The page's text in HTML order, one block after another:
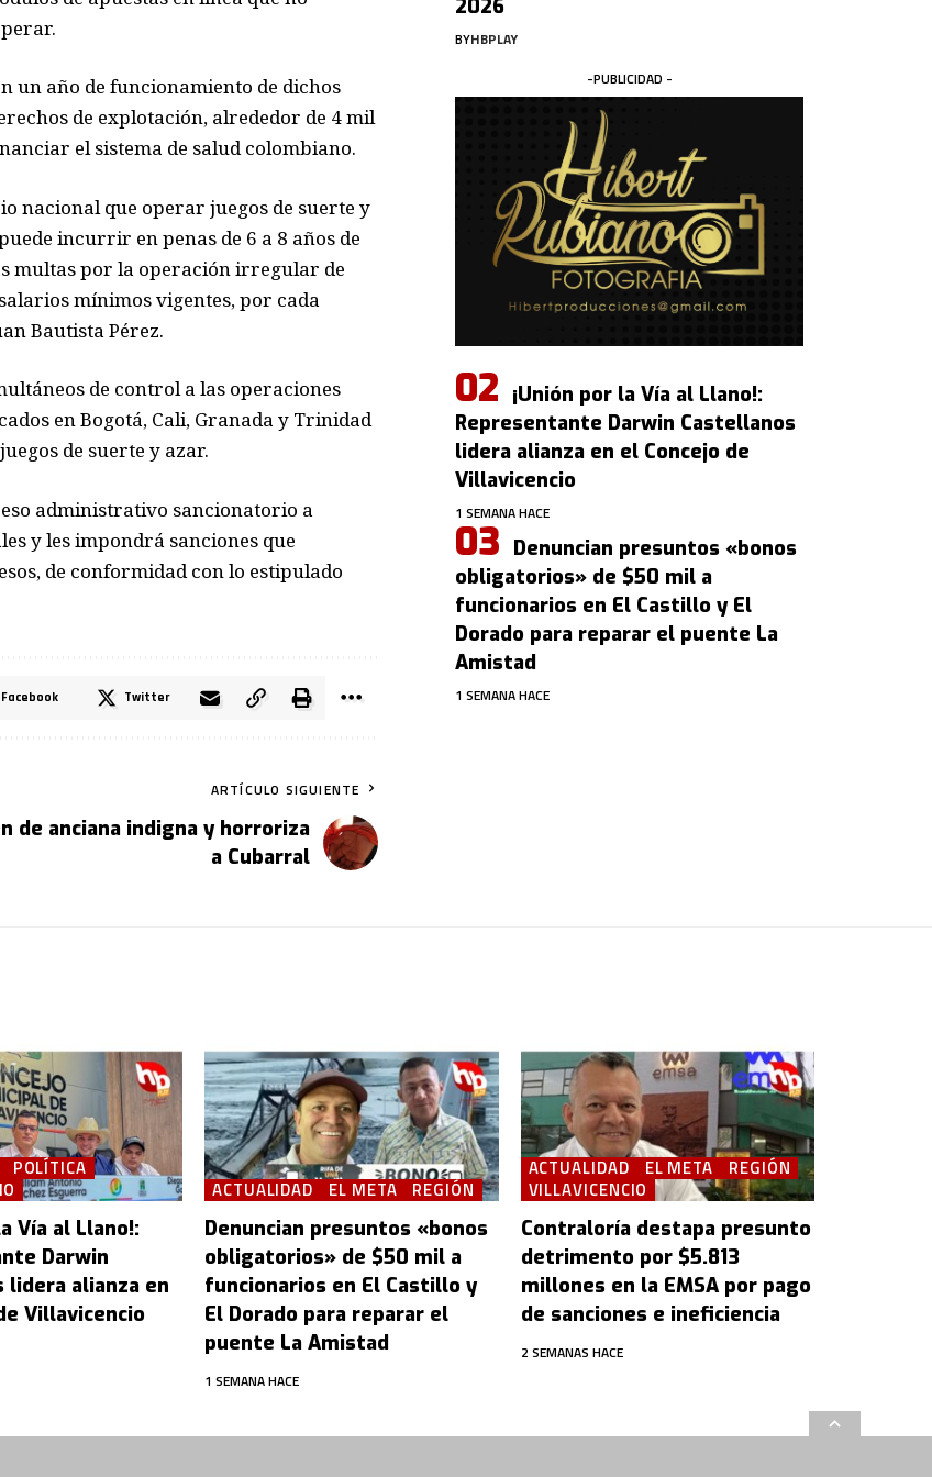
un año de funcionamiento de dichos
de explotación, alrededor de 4 mil
el sistema de salud colombiano.
nacional que operar juegos de suerte y
incurrir en penas de 6 a 8 años de
multas por la operación irregular de
mínimos vigentes, por cada
Bautista Pérez.
de control a las operaciones
en Bogotá, Cali, Granada y Trinidad
de suerte y azar.
administrativo sancionatorio a
y les impondrá sanciones que
de conformidad con lo estipulado
Facebook Twitter
ARTÍCULO SIGUIENTE
de anciana indigna y horroriza
a Cubarral
2026
BYHBPLAY
-PUBLICIDAD -
¡Unión por la Vía al Llano!:
Representante Darwin Castellanos
lidera alianza en el Concejo de
Villavicencio
1 SEMANA HACE
Denuncian presuntos «bonos
obligatorios» de $50 mil a
funcionarios en El Castillo y El
Dorado para reparar el puente La
Amistad
1 SEMANA HACE
POLÍTICA
Vía al Llano!:
Darwin
lidera alianza en
Villavicencio
ACTUALIDAD EL META REGIÓN
Denuncian presuntos «bonos
obligatorios» de $50 mil a
funcionarios en El Castillo y
El Dorado para reparar el
puente La Amistad
1 SEMANA HACE
ACTUALIDAD EL META
REGIÓN
VILLAVICENCIO
Contraloría destapa presunto
detrimento por $5.813
millones en la EMSA por pago
de sanciones e ineficiencia
2 SEMANAS HACE